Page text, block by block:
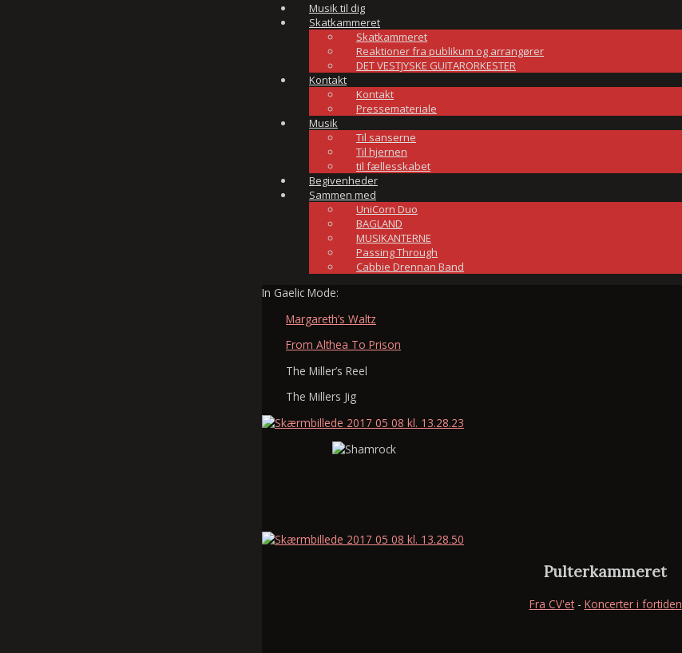
Musik til dig
Skatkammeret
Skatkammeret
Reaktioner fra publikum og arrangører
DET VESTJYSKE GUITARORKESTER
Kontakt
Kontakt
Pressemateriale
Musik
Til sanserne
Til hjernen
til fællesskabet
Begivenheder
Sammen med
UniCorn Duo
BAGLAND
MUSIKANTERNE
Passing Through
Cabbie Drennan Band
In Gaelic Mode:
Margareth’s Waltz
From Althea To Prison
The Miller’s Reel
The Millers Jig
Pulterkammeret
Fra CV'et- Koncerter i fortiden